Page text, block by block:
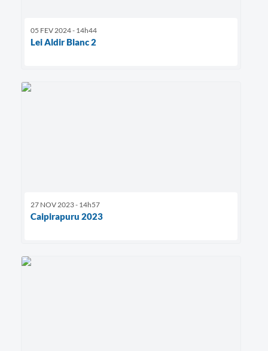
05 FEV 2024 - 14h44
Lei Aldir Blanc 2
27 NOV 2023 - 14h57
Caipirapuru 2023